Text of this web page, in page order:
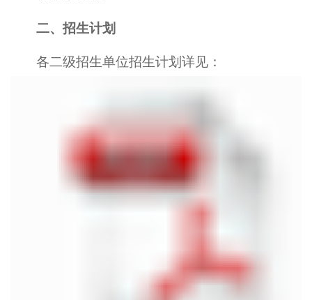
二、招生计划
各二级招生单位招生计划详见 ：